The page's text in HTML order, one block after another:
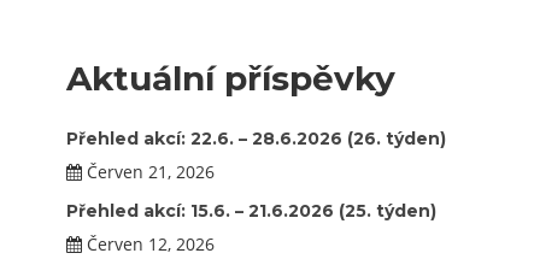
Aktuální příspěvky
Přehled akcí: 22.6. – 28.6.2026 (26. týden)
Červen 21, 2026
Přehled akcí: 15.6. – 21.6.2026 (25. týden)
Červen 12, 2026